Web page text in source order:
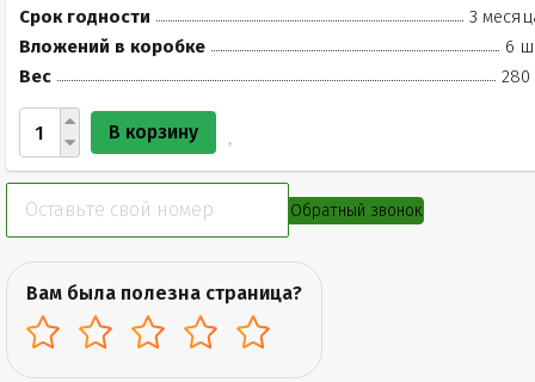
Срок годности
3
Вложений в коробке
6
Вес
280
В корзину
Обратный звонок
Вам была полезна страница?